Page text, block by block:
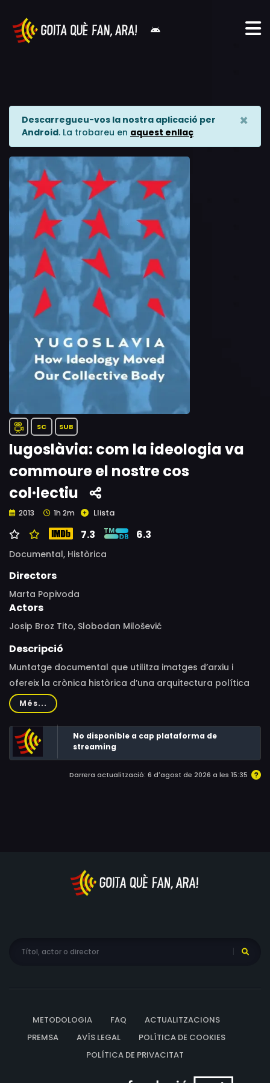
Descarregueu-vos la nostra aplicació per
Android. La trobareu en aquest enllaç
×
SC SUB
Iugoslàvia: com la ideologia va
commoure el nostre cos
col·lectiu
2013 1h 2m Llista
7.3 6.3
Documental, Històrica
Directors
Marta Popivoda
Actors
Josip Broz Tito, Slobodan Milošević
Descripció
Muntatge documental que utilitza imatges d’arxiu i
ofereix la crònica històrica d’una arquitectura política
social amb més decorat que arguments i polítiques.
Més...
No disponible a cap plataforma de
streaming
Darrera actualització: 6 d'agost de 2026 a les 15:35
METODOLOGIA FAQ
ACTUALITZACIONS
PREMSA
AVÍS LEGAL
POLÍTICA DE COOKIES
POLÍTICA DE PRIVACITAT